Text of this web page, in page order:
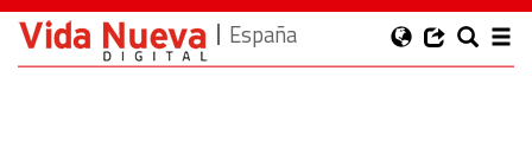
España